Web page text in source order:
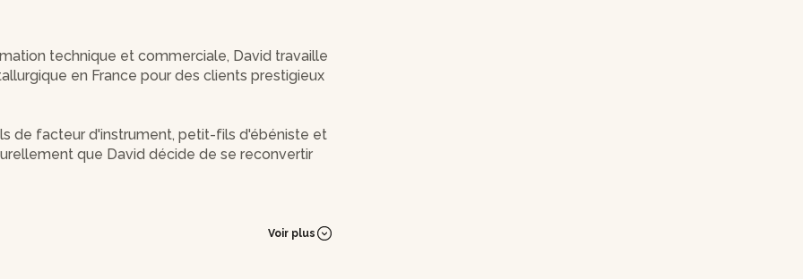
technique et commerciale, David travaille
en France pour des clients prestigieux
de facteur d'instrument, petit-fils d'ébéniste et
que David décide de se reconvertir
Voir plus